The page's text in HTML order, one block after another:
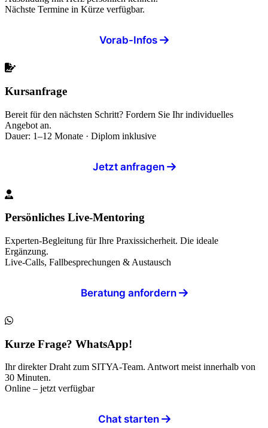
Nächste Termine in Kürze verfügbar.
Vorab-Infos
Kursanfrage
Bereit für den nächsten Schritt? Fordern Sie Ihr individuelles
Angebot an.
Dauer: 1–12 Monate · Diplom inklusive
Jetzt anfragen
Persönliches Live-Mentoring
Experten-Begleitung für Ihre Praxissicherheit. Die ideale
Ergänzung.
Live-Calls, Fallbesprechungen & Austausch
Beratung anfordern
Kurze Frage? WhatsApp!
Ihr direkter Draht zum SITYA-Team. Antwort meist innerhalb von
30 Minuten.
Online – jetzt verfügbar
Chat starten